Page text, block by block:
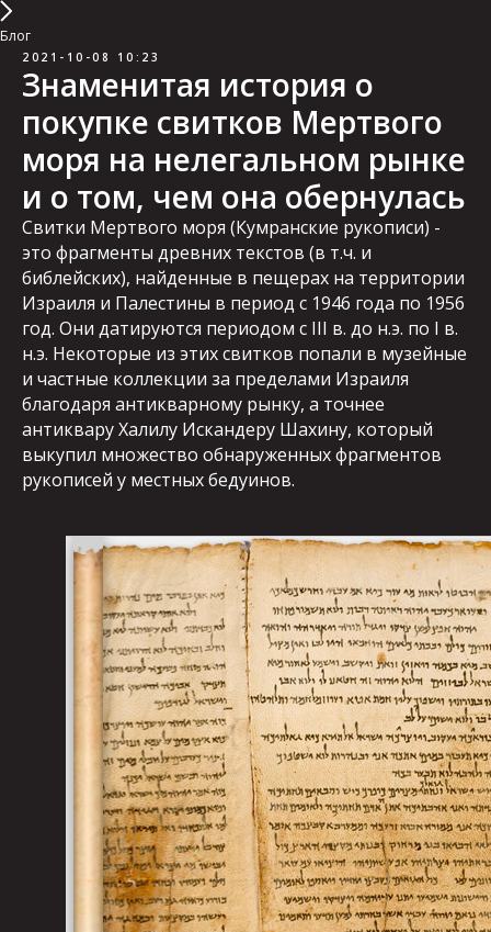
Блог
2021-10-08 10:23
Знаменитая история о
покупке свитков Мертвого
моря на нелегальном рынке
и о том, чем она обернулась
Свитки Мертвого моря (Кумранские рукописи) -
это фрагменты древних текстов (в т.ч. и
библейских), найденные в пещерах на территории
Израиля и Палестины в период с 1946 года по 1956
год. Они датируются периодом с III в. до н.э. по I в.
н.э. Некоторые из этих свитков попали в музейные
и частные коллекции за пределами Израиля
благодаря антикварному рынку, а точнее
антиквару Халилу Искандеру Шахину, который
выкупил множество обнаруженных фрагментов
рукописей у местных бедуинов.